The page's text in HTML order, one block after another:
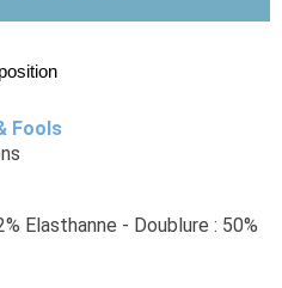
Fools
Elasthanne - Doublure : 50%